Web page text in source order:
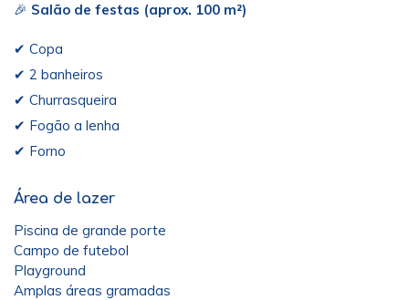
🎉 Salão de festas (aprox. 100 m²)
✔ Copa
✔ 2 banheiros
✔ Churrasqueira
✔ Fogão a lenha
✔ Forno
Área de lazer
Piscina de grande porte
Campo de futebol
Playground
Amplas áreas gramadas